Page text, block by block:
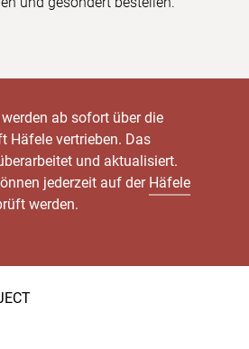
ab sofort über die
Häfele vertrieben. Das
und aktualisiert.
jederzeit auf der Häfele
werden.